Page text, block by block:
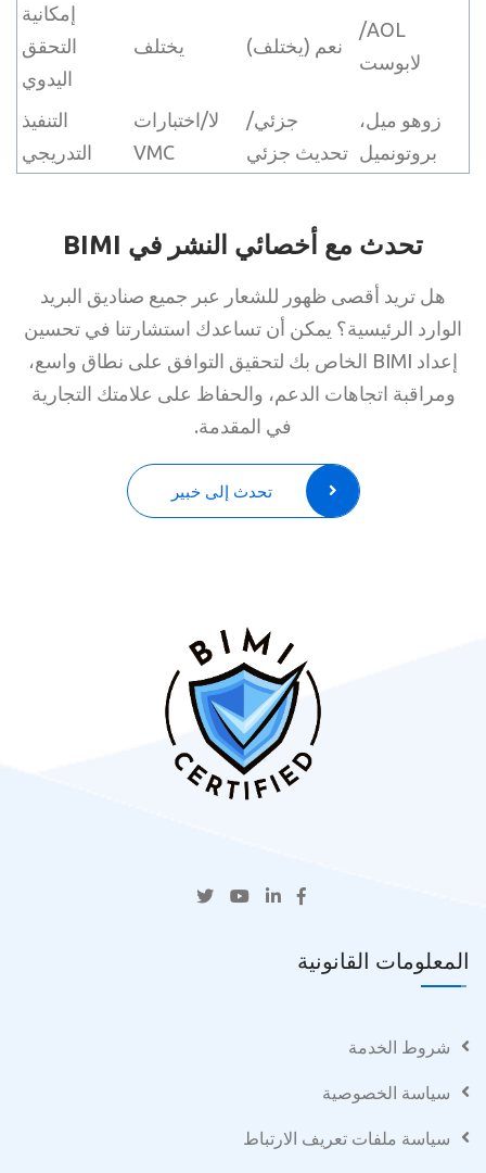
AOL/
لابوست
نعم (يختلف) يختلف
إمكانية
التحقق
اليدوي
زوهو ميل،
بروتونميل
جزئي/
تحديث جزئي
لا/اختبارات
VMC
التنفيذ
التدريجي
تحدث مع أخصائي النشر في BIMI
هل تريد أقصى ظهور للشعار عبر جميع صناديق البريد
الوارد الرئيسية؟ يمكن أن تساعدك استشارتنا في تحسين
إعداد BIMI الخاص بك لتحقيق التوافق على نطاق واسع،
ومراقبة اتجاهات الدعم، والحفاظ على علامتك التجارية
في المقدمة.
تحدث إلى خبير
المعلومات القانونية
شروط الخدمة
سياسة الخصوصية
سياسة ملفات تعريف الارتباط